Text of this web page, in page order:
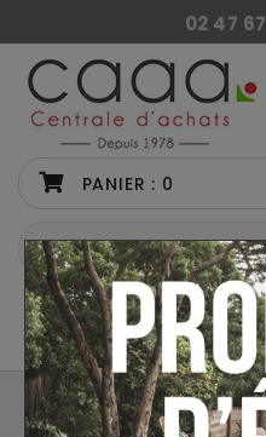
02 47
PANIER : 0
CATÉGORIES
PIÈCES